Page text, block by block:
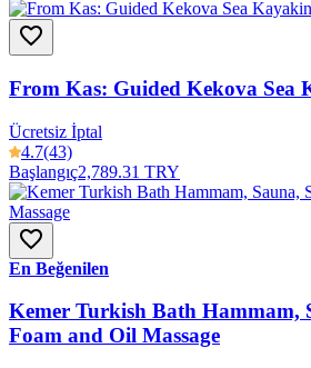
From Kas: Guided Kekova Sea
Ücretsiz İptal
4.7(43)
Başlangıç2,789.31 TRY
En Beğenilen
Kemer Turkish Bath Hammam,
Foam and Oil Massage